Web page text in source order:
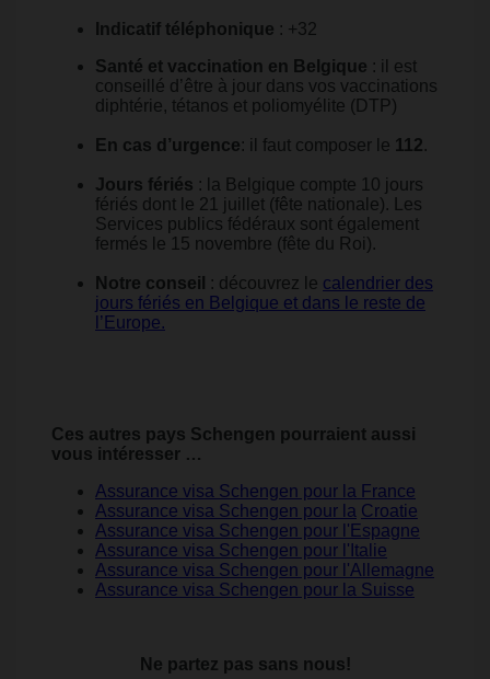
Indicatif téléphonique : +32
Santé et vaccination en Belgique : il est
conseillé d’être à jour dans vos vaccinations
diphtérie, tétanos et poliomyélite (DTP)
En cas d’urgence: il faut composer le 112.
Jours fériés : la Belgique compte 10 jours
fériés dont le 21 juillet (fête nationale). Les
Services publics fédéraux sont également
fermés le 15 novembre (fête du Roi).
Notre conseil : découvrez le calendrier des
jours fériés en Belgique et dans le reste de
l’Europe.
Ces autres pays Schengen pourraient aussi
vous intéresser …
Assurance visa Schengen pour la France
Assurance visa Schengen pour la Croatie
Assurance visa Schengen pour l'Espagne
Assurance visa Schengen pour l'Italie
Assurance visa Schengen pour l'Allemagne
Assurance visa Schengen pour la Suisse
Ne partez pas sans nous!